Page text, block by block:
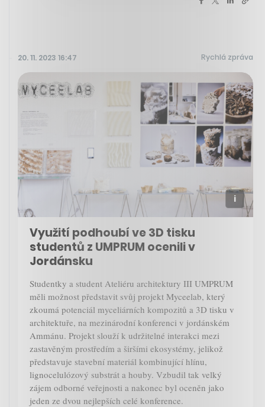
20. 11. 2023 16:47 Rychlá zpráva
Využití podhoubí ve 3D tisku
studentů z UMPRUM ocenili v
Jordánsku
Studentky a student Ateliéru architektury III UMPRUM
měli možnost představit svůj projekt Myceelab, který
zkoumá potenciál myceliárních kompozitů a 3D tisku v
architektuře, na mezinárodní konferenci v jordánském
Ammánu. Projekt slouží k udržitelné interakci mezi
zastavěným prostředím a širšími ekosystémy, jelikož
představuje stavební materiál kombinující hlínu,
lignocelulózový substrát a houby. Vzbudil tak velký
zájem odborné veřejnosti a nakonec byl oceněn jako
jeden ze dvou nejlepších celé konference.